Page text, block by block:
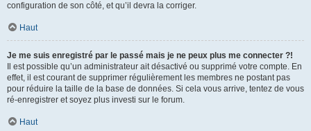
configuration de son côté, et qu’il devra la corriger.
Haut
Je me suis enregistré par le passé mais je ne peux plus me connecter ?!
Il est possible qu’un administrateur ait désactivé ou supprimé votre compte. En
effet, il est courant de supprimer régulièrement les membres ne postant pas
pour réduire la taille de la base de données. Si cela vous arrive, tentez de vous
ré-enregistrer et soyez plus investi sur le forum.
Haut